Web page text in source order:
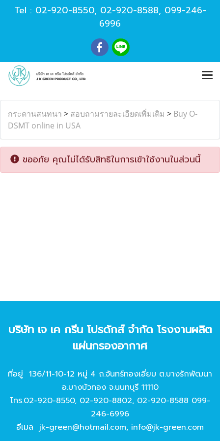
Tel : 02-920-8550, 02-920-8588, 099-246-
6996
กระดานสนทนา > สอบถามรายละเอียดเพิ่มเติม > Buy O-
DSMT online in USA
ขออภัย คุณไม่ได้รับสิทธิในการเข้าใช้งานในส่วนนี้
บริษัท เจ เค กรีน โปรดักส์ จํากัด โรงงานผลิต
แผ่นกรองอากาศ
ที่อยู่ 136/11-10-12 หมู่ 4 ถ.จันทร์ทองเอี่ยม ต.บางรักพัฒนา
อ.บางบัวทอง จ.นนทบุรี 11110
โทร.02-920-8550, 02-920-8802, 02-920-8588 099-
246-6996
อีเมล jk-green@hotmail.com, info@jk-green.com